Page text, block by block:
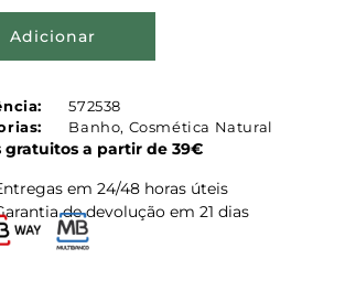
Adicionar
572538
Banho, Cosmética Natural
gratuitos a partir de 39€
em 24/48 horas úteis
de devolução em 21 dias